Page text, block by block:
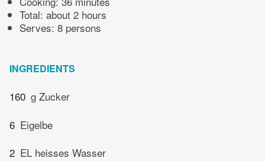
Total: about 2 hours
Serves: 8 persons
INGREDIENTS
160 g Zucker
6 Eigelbe
2 EL heisses Wasser